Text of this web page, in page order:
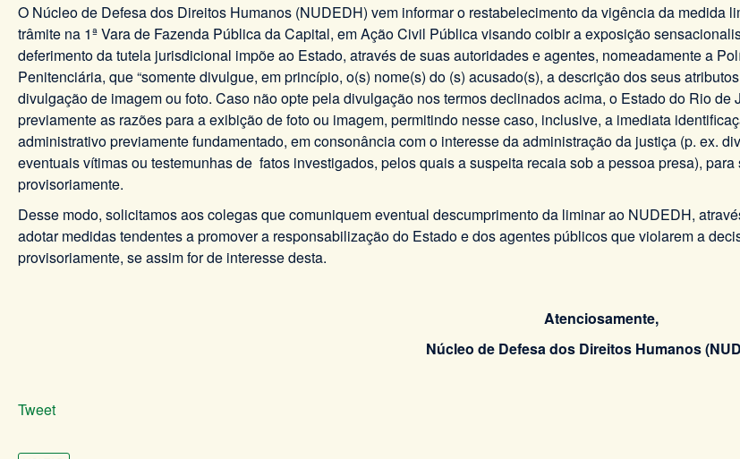
O Núcleo de Defesa dos Direitos Humanos (NUDEDH) vem informar o restabelecimento da vigência da medida
trâmite na 1ª Vara de Fazenda Pública da Capital, em Ação Civil Pública visando coibir a exposição
deferimento da tutela jurisdicional impõe ao Estado, através de suas autoridades e agentes, nomeadamente a
Penitenciária, que “somente divulgue, em princípio, o(s) nome(s) do (s) acusado(s), a descrição dos seus
divulgação de imagem ou foto. Caso não opte pela divulgação nos termos declinados acima, o Estado do Rio
previamente as razões para a exibição de foto ou imagem, permitindo nesse caso, inclusive, a imediata
administrativo previamente fundamentado, em consonância com o interesse da administração da justiça (p. ex.
eventuais vítimas ou testemunhas de fatos investigados, pelos quais a suspeita recaia sob a pessoa presa),
provisoriamente.
Desse modo, solicitamos aos colegas que comuniquem eventual descumprimento da liminar ao NUDEDH,
adotar medidas tendentes a promover a responsabilização do Estado e dos agentes públicos que violarem a
provisoriamente, se assim for de interesse desta.
Atenciosamente,
Núcleo de Defesa dos Direitos Humanos
Tweet